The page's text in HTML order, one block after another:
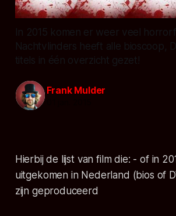
In 2015 komen er weer veel
Nachtvlinders heeft alle bioscoop,
titels in één overzicht gezet!
Frank Mulder
Hierbij de lijst van film die: - of in
uitgekomen in Nederland (bios of
zijn geproduceerd